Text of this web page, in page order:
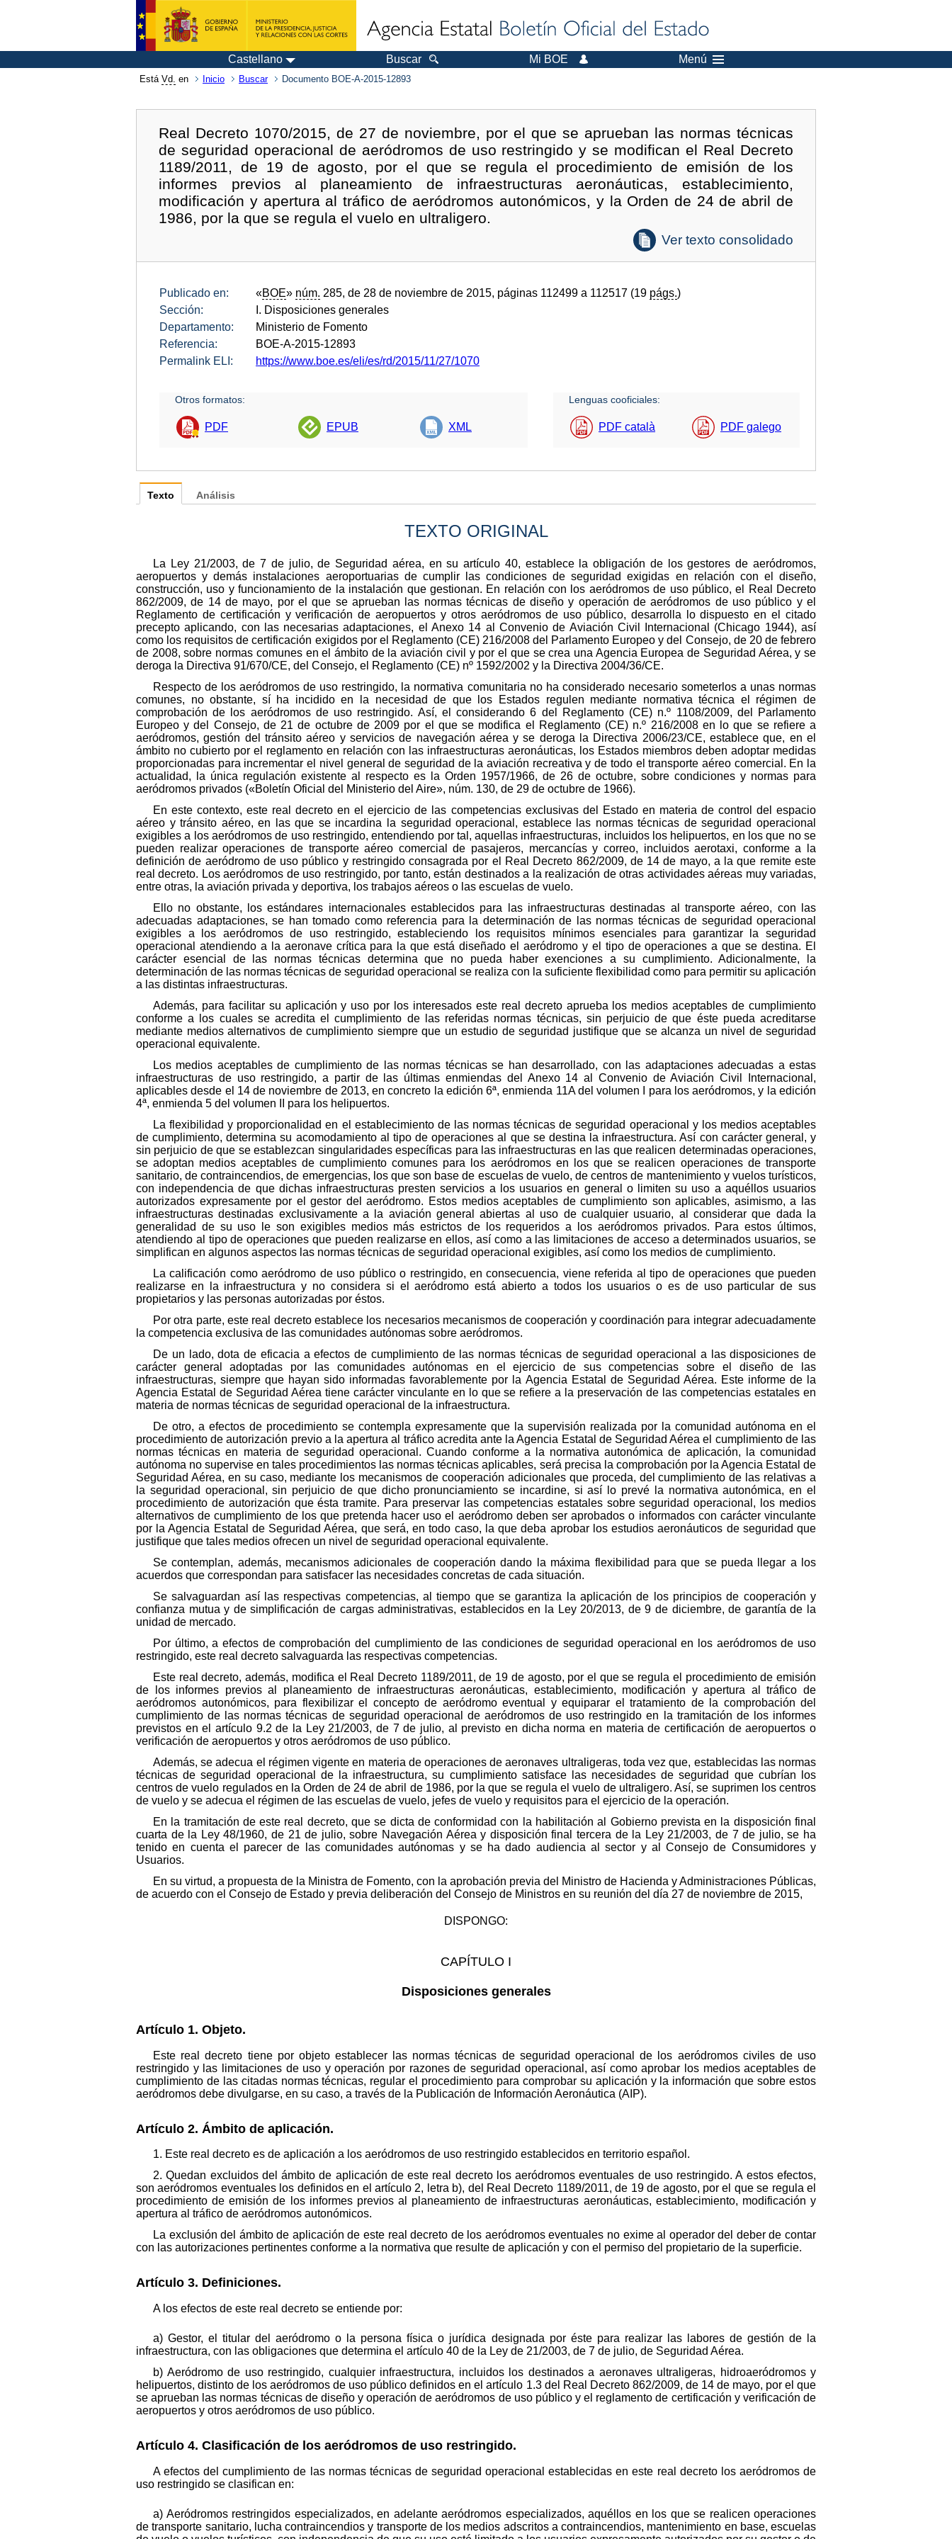
Castellano Buscar Mi BOE Menú
Está Vd. en Inicio Buscar Documento BOE-A-2015-12893
Real Decreto 1070/2015, de 27 de noviembre, por el que se aprueban las normas técnicas
de seguridad operacional de aeródromos de uso restringido y se modifican el Real Decreto
1189/2011, de 19 de agosto, por el que se regula el procedimiento de emisión de los
informes previos al planeamiento de infraestructuras aeronáuticas, establecimiento,
modificación y apertura al tráfico de aeródromos autonómicos, y la Orden de 24 de abril de
1986, por la que se regula el vuelo en ultraligero.
Ver texto consolidado
Publicado en: «BOE» núm. 285, de 28 de noviembre de 2015, páginas 112499 a 112517 (19 págs.)
Sección:
I. Disposiciones generales
Departamento:
Ministerio de Fomento
Referencia:
BOE-A-2015-12893
Permalink ELI:
https://www.boe.es/eli/es/rd/2015/11/27/1070
Otros formatos:
PDF EPUB XML
Lenguas cooficiales:
PDF català PDF galego
Texto
TEXTO ORIGINAL
La Ley 21/2003, de 7 de julio, de Seguridad aérea, en su artículo 40, establece la obligación de los gestores de aeródromos,
aeropuertos y demás instalaciones aeroportuarias de cumplir las condiciones de seguridad exigidas en relación con el diseño,
construcción, uso y funcionamiento de la instalación que gestionan. En relación con los aeródromos de uso público, el Real Decreto
862/2009, de 14 de mayo, por el que se aprueban las normas técnicas de diseño y operación de aeródromos de uso público y el
Reglamento de certificación y verificación de aeropuertos y otros aeródromos de uso público, desarrolla lo dispuesto en el citado
precepto aplicando, con las necesarias adaptaciones, el Anexo 14 al Convenio de Aviación Civil Internacional (Chicago 1944), así
como los requisitos de certificación exigidos por el Reglamento (CE) 216/2008 del Parlamento Europeo y del Consejo, de 20 de febrero
de 2008, sobre normas comunes en el ámbito de la aviación civil y por el que se crea una Agencia Europea de Seguridad Aérea, y se
deroga la Directiva 91/670/CE, del Consejo, el Reglamento (CE) nº 1592/2002 y la Directiva 2004/36/CE.
Respecto de los aeródromos de uso restringido, la normativa comunitaria no ha considerado necesario someterlos a unas normas
comunes, no obstante, sí ha incidido en la necesidad de que los Estados regulen mediante normativa técnica el régimen de
comprobación de los aeródromos de uso restringido. Así, el considerando 6 del Reglamento (CE) n.º 1108/2009, del Parlamento
Europeo y del Consejo, de 21 de octubre de 2009 por el que se modifica el Reglamento (CE) n.º 216/2008 en lo que se refiere a
aeródromos, gestión del tránsito aéreo y servicios de navegación aérea y se deroga la Directiva 2006/23/CE, establece que, en el
ámbito no cubierto por el reglamento en relación con las infraestructuras aeronáuticas, los Estados miembros deben adoptar medidas
proporcionadas para incrementar el nivel general de seguridad de la aviación recreativa y de todo el transporte aéreo comercial. En la
actualidad, la única regulación existente al respecto es la Orden 1957/1966, de 26 de octubre, sobre condiciones y normas para
aeródromos privados («Boletín Oficial del Ministerio del Aire», núm. 130, de 29 de octubre de 1966).
En este contexto, este real decreto en el ejercicio de las competencias exclusivas del Estado en materia de control del espacio
aéreo y tránsito aéreo, en las que se incardina la seguridad operacional, establece las normas técnicas de seguridad operacional
exigibles a los aeródromos de uso restringido, entendiendo por tal, aquellas infraestructuras, incluidos los helipuertos, en los que no se
pueden realizar operaciones de transporte aéreo comercial de pasajeros, mercancías y correo, incluidos aerotaxi, conforme a la
definición de aeródromo de uso público y restringido consagrada por el Real Decreto 862/2009, de 14 de mayo, a la que remite este
real decreto. Los aeródromos de uso restringido, por tanto, están destinados a la realización de otras actividades aéreas muy variadas,
entre otras, la aviación privada y deportiva, los trabajos aéreos o las escuelas de vuelo.
Ello no obstante, los estándares internacionales establecidos para las infraestructuras destinadas al transporte aéreo, con las
adecuadas adaptaciones, se han tomado como referencia para la determinación de las normas técnicas de seguridad operacional
exigibles a los aeródromos de uso restringido, estableciendo los requisitos mínimos esenciales para garantizar la seguridad
operacional atendiendo a la aeronave crítica para la que está diseñado el aeródromo y el tipo de operaciones a que se destina. El
carácter esencial de las normas técnicas determina que no pueda haber exenciones a su cumplimiento. Adicionalmente, la
determinación de las normas técnicas de seguridad operacional se realiza con la suficiente flexibilidad como para permitir su aplicación
a las distintas infraestructuras.
Además, para facilitar su aplicación y uso por los interesados este real decreto aprueba los medios aceptables de cumplimiento
conforme a los cuales se acredita el cumplimiento de las referidas normas técnicas, sin perjuicio de que éste pueda acreditarse
mediante medios alternativos de cumplimiento siempre que un estudio de seguridad justifique que se alcanza un nivel de seguridad
operacional equivalente.
Los medios aceptables de cumplimiento de las normas técnicas se han desarrollado, con las adaptaciones adecuadas a estas
infraestructuras de uso restringido, a partir de las últimas enmiendas del Anexo 14 al Convenio de Aviación Civil Internacional,
aplicables desde el 14 de noviembre de 2013, en concreto la edición 6ª, enmienda 11A del volumen I para los aeródromos, y la edición
4ª, enmienda 5 del volumen II para los helipuertos.
La flexibilidad y proporcionalidad en el establecimiento de las normas técnicas de seguridad operacional y los medios aceptables
de cumplimiento, determina su acomodamiento al tipo de operaciones al que se destina la infraestructura. Así con carácter general, y
sin perjuicio de que se establezcan singularidades específicas para las infraestructuras en las que realicen determinadas operaciones,
se adoptan medios aceptables de cumplimiento comunes para los aeródromos en los que se realicen operaciones de transporte
sanitario, de contraincendios, de emergencias, los que son base de escuelas de vuelo, de centros de mantenimiento y vuelos turísticos,
con independencia de que dichas infraestructuras presten servicios a los usuarios en general o limiten su uso a aquéllos usuarios
autorizados expresamente por el gestor del aeródromo. Estos medios aceptables de cumplimiento son aplicables, asimismo, a las
infraestructuras destinadas exclusivamente a la aviación general abiertas al uso de cualquier usuario, al considerar que dada la
generalidad de su uso le son exigibles medios más estrictos de los requeridos a los aeródromos privados. Para estos últimos,
atendiendo al tipo de operaciones que pueden realizarse en ellos, así como a las limitaciones de acceso a determinados usuarios, se
simplifican en algunos aspectos las normas técnicas de seguridad operacional exigibles, así como los medios de cumplimiento.
La calificación como aeródromo de uso público o restringido, en consecuencia, viene referida al tipo de operaciones que pueden
realizarse en la infraestructura y no considera si el aeródromo está abierto a todos los usuarios o es de uso particular de sus
propietarios y las personas autorizadas por éstos.
Por otra parte, este real decreto establece los necesarios mecanismos de cooperación y coordinación para integrar adecuadamente
la competencia exclusiva de las comunidades autónomas sobre aeródromos.
De un lado, dota de eficacia a efectos de cumplimiento de las normas técnicas de seguridad operacional a las disposiciones de
carácter general adoptadas por las comunidades autónomas en el ejercicio de sus competencias sobre el diseño de las
infraestructuras, siempre que hayan sido informadas favorablemente por la Agencia Estatal de Seguridad Aérea. Este informe de la
Agencia Estatal de Seguridad Aérea tiene carácter vinculante en lo que se refiere a la preservación de las competencias estatales en
materia de normas técnicas de seguridad operacional de la infraestructura.
De otro, a efectos de procedimiento se contempla expresamente que la supervisión realizada por la comunidad autónoma en el
procedimiento de autorización previo a la apertura al tráfico acredita ante la Agencia Estatal de Seguridad Aérea el cumplimiento de las
normas técnicas en materia de seguridad operacional. Cuando conforme a la normativa autonómica de aplicación, la comunidad
autónoma no supervise en tales procedimientos las normas técnicas aplicables, será precisa la comprobación por la Agencia Estatal de
Seguridad Aérea, en su caso, mediante los mecanismos de cooperación adicionales que proceda, del cumplimiento de las relativas a
la seguridad operacional, sin perjuicio de que dicho pronunciamiento se incardine, si así lo prevé la normativa autonómica, en el
procedimiento de autorización que ésta tramite. Para preservar las competencias estatales sobre seguridad operacional, los medios
alternativos de cumplimiento de los que pretenda hacer uso el aeródromo deben ser aprobados o informados con carácter vinculante
por la Agencia Estatal de Seguridad Aérea, que será, en todo caso, la que deba aprobar los estudios aeronáuticos de seguridad que
justifique que tales medios ofrecen un nivel de seguridad operacional equivalente.
Se contemplan, además, mecanismos adicionales de cooperación dando la máxima flexibilidad para que se pueda llegar a los
acuerdos que correspondan para satisfacer las necesidades concretas de cada situación.
Se salvaguardan así las respectivas competencias, al tiempo que se garantiza la aplicación de los principios de cooperación y
confianza mutua y de simplificación de cargas administrativas, establecidos en la Ley 20/2013, de 9 de diciembre, de garantía de la
unidad de mercado.
Por último, a efectos de comprobación del cumplimiento de las condiciones de seguridad operacional en los aeródromos de uso
restringido, este real decreto salvaguarda las respectivas competencias.
Este real decreto, además, modifica el Real Decreto 1189/2011, de 19 de agosto, por el que se regula el procedimiento de emisión
de los informes previos al planeamiento de infraestructuras aeronáuticas, establecimiento, modificación y apertura al tráfico de
aeródromos autonómicos, para flexibilizar el concepto de aeródromo eventual y equiparar el tratamiento de la comprobación del
cumplimiento de las normas técnicas de seguridad operacional de aeródromos de uso restringido en la tramitación de los informes
previstos en el artículo 9.2 de la Ley 21/2003, de 7 de julio, al previsto en dicha norma en materia de certificación de aeropuertos o
verificación de aeropuertos y otros aeródromos de uso público.
Además, se adecua el régimen vigente en materia de operaciones de aeronaves ultraligeras, toda vez que, establecidas las normas
técnicas de seguridad operacional de la infraestructura, su cumplimiento satisface las necesidades de seguridad que cubrían los
centros de vuelo regulados en la Orden de 24 de abril de 1986, por la que se regula el vuelo de ultraligero. Así, se suprimen los centros
de vuelo y se adecua el régimen de las escuelas de vuelo, jefes de vuelo y requisitos para el ejercicio de la operación.
En la tramitación de este real decreto, que se dicta de conformidad con la habilitación al Gobierno prevista en la disposición final
cuarta de la Ley 48/1960, de 21 de julio, sobre Navegación Aérea y disposición final tercera de la Ley 21/2003, de 7 de julio, se ha
tenido en cuenta el parecer de las comunidades autónomas y se ha dado audiencia al sector y al Consejo de Consumidores y
Usuarios.
En su virtud, a propuesta de la Ministra de Fomento, con la aprobación previa del Ministro de Hacienda y Administraciones Públicas,
de acuerdo con el Consejo de Estado y previa deliberación del Consejo de Ministros en su reunión del día 27 de noviembre de 2015,
DISPONGO:
CAPÍTULO I
Disposiciones generales
Artículo 1. Objeto.
Este real decreto tiene por objeto establecer las normas técnicas de seguridad operacional de los aeródromos civiles de uso
restringido y las limitaciones de uso y operación por razones de seguridad operacional, así como aprobar los medios aceptables de
cumplimiento de las citadas normas técnicas, regular el procedimiento para comprobar su aplicación y la información que sobre estos
aeródromos debe divulgarse, en su caso, a través de la Publicación de Información Aeronáutica (AIP).
Artículo 2. Ámbito de aplicación.
1. Este real decreto es de aplicación a los aeródromos de uso restringido establecidos en territorio español.
2. Quedan excluidos del ámbito de aplicación de este real decreto los aeródromos eventuales de uso restringido. A estos efectos,
son aeródromos eventuales los definidos en el artículo 2, letra b), del Real Decreto 1189/2011, de 19 de agosto, por el que se regula el
procedimiento de emisión de los informes previos al planeamiento de infraestructuras aeronáuticas, establecimiento, modificación y
apertura al tráfico de aeródromos autonómicos.
La exclusión del ámbito de aplicación de este real decreto de los aeródromos eventuales no exime al operador del deber de contar
con las autorizaciones pertinentes conforme a la normativa que resulte de aplicación y con el permiso del propietario de la superficie.
Artículo 3. Definiciones.
A los efectos de este real decreto se entiende por:
a) Gestor, el titular del aeródromo o la persona física o jurídica designada por éste para realizar las labores de gestión de la
infraestructura, con las obligaciones que determina el artículo 40 de la Ley de 21/2003, de 7 de julio, de Seguridad Aérea.
b) Aeródromo de uso restringido, cualquier infraestructura, incluidos los destinados a aeronaves ultraligeras, hidroaeródromos y
helipuertos, distinto de los aeródromos de uso público definidos en el artículo 1.3 del Real Decreto 862/2009, de 14 de mayo, por el que
se aprueban las normas técnicas de diseño y operación de aeródromos de uso público y el reglamento de certificación y verificación de
aeropuertos y otros aeródromos de uso público.
Artículo 4. Clasificación de los aeródromos de uso restringido.
A efectos del cumplimiento de las normas técnicas de seguridad operacional establecidas en este real decreto los aeródromos de
uso restringido se clasifican en:
a) Aeródromos restringidos especializados, en adelante aeródromos especializados, aquéllos en los que se realicen operaciones
de transporte sanitario, lucha contraincendios y transporte de los medios adscritos a contraincendios, mantenimiento en base, escuelas
Análisis